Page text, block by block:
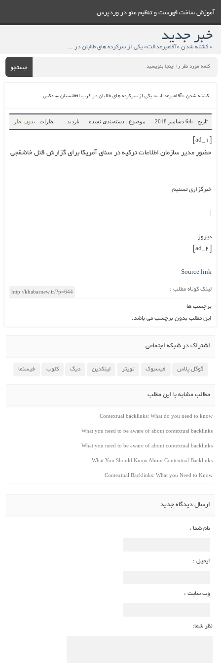
آموزش ساخت فهرست و تنظيم منو در وردپرس
خبر جدید
» کشته شدن «آقامیرعدالت» یکی از سرکرده های طالبان در غرب افغانستان + عکس
جستجو
کشته شدن «آقامیرعدالت» یکی از سرکرده های طالبان در غرب افغانستان + عکس
تاریخ : 6th دسامبر 2018 موضوع : دسته‌بندی نشده بازدید : نظرات : بدون نظر
حضور مدیر سازمان اطلاعات ترکیه در سنای آمریکا برای گزارش قتل خاشقجی
خبرگزاری تسنیم
دیروز
Source link
لینک کوتاه مطلب :
برچسب ها
این مطلب بدون برچسب می باشد.
اشتراک در شبکه اجتماعی
گوگل پلاس فیسبوک تویتر لینکدین دیگ کلوب فیسنما
مطالب مشابه با این مطلب
Contextual backlinks: What do you need to know
What you need to be aware of about contextual backlinks
What you need to be aware of about contextual backlinks
What You Should Know About Contextual Backlinks
Contextual Backlinks: What you Need to Know
ارسال دیدگاه جدید
نام شما :
ایمیل :
وب سایت :
نظر شما: